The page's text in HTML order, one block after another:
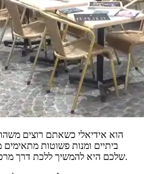
ביתיים ומנות פשוטות מתאימים
שלכם היא להמשיך ללכת דרך מרכז העיר ההיסטורי מיד אחרי האוכל.